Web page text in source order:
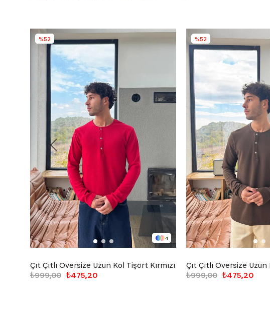
4
Çıt Çıtlı Oversize Uzun Kol Tişört Kırmızı
₺475,20
₺999,00
%52
₺475,20
₺999,00
%52